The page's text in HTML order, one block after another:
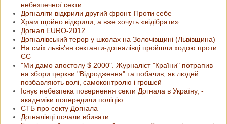
небезпечної секти
Догналіти відкрили другий фронт. Проти себе
Храм щойно відкрили, а вже хочуть «відібрати»
Догнал ЕURO-2012
Догналівський терор у школах на Золочівщині (Львівщина)
На сміх львів'ян сектанти-догналівці пройшли ходою проти
ЄС
"Ми дамо апостолу $ 2000". Журналіст "Країни" потрапив
на збори церкви "Відродження" та побачив, як людей
позбавляють волі, самоконтролю і грошей
Існує небезпека повернення секти Догнала в Україну, -
академіки попередили поліцію
СТБ про секту Догнала
Догналівці почали вбивати